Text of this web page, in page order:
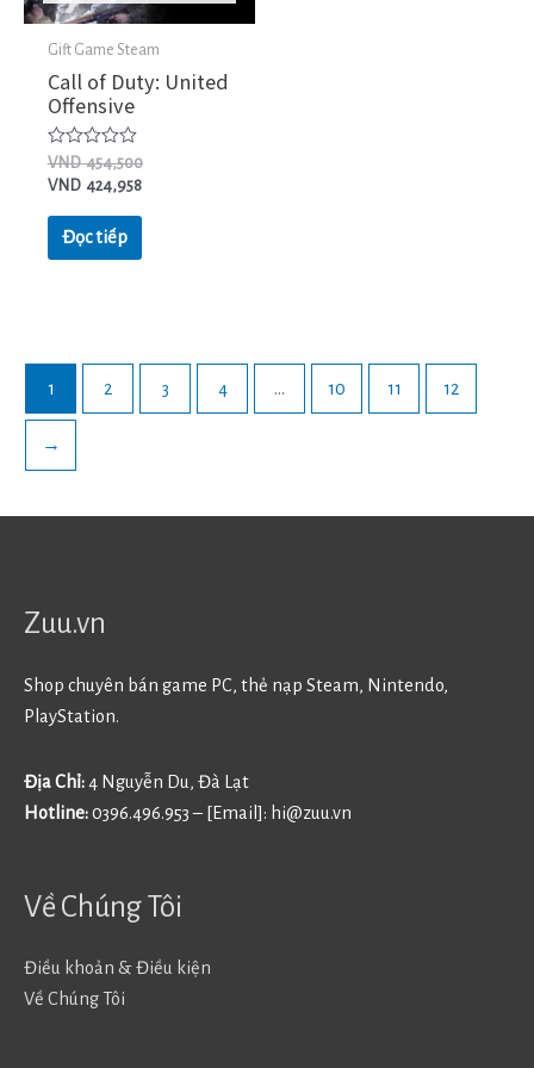
Gift Game Steam
Call of Duty: United
Offensive
Được
xếp
hạng
sao
VND454,500
VND 424,958
Đọc tiếp
1 2 3 4 … 10 11 12
→
Zuu.vn
Shop chuyên bán game PC, thẻ nạp Steam, Nintendo,
PlayStation.
Địa Chỉ:4 Nguyễn Du, Đà Lạt
Hotline:0396.496.953 – [Email]: hi@zuu.vn
Về Chúng Tôi
Điều khoản & Điều kiện
Về Chúng Tôi